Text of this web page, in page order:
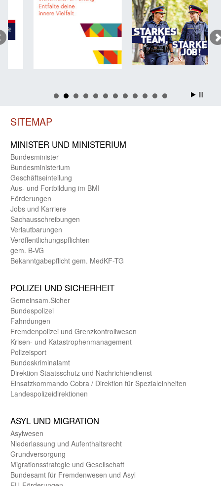
SITEMAP
MINISTER UND MINIST­ERIUM
Bundes­minister
Bundes­ministerium
Geschäfts­einteilung
Aus- und Fortbildung im BMI
Förderungen
Jobs und Karriere
Sachaus­schreibungen
Verlautbarungen
Veröffentlichungspflichten
gem. B-VG
Bekanntgabepflicht gem. MedKF-TG
POLIZEI UND SICHER­HEIT
Gemein­sam.Sicher
Bundes­polizei
Fahndungen
Fremdenpolizei und Grenzkontrollwesen
Krisen- und Katastrophen­management
Polizeisport
Bundes­kriminal­amt
Direktion Staats­schutz und Nach­richten­dienst
Einsatz­kommando Cobra / Direktion für Spezialeinheiten
Landes­polizei­direk­tionen
ASYL UND MIGRA­TION
Asyl­wesen
Nieder­lassung und Aufent­halts­recht
Grund­versorgung
Migrations­strategie und Gesell­schaft
Bundes­amt für Fremden­wesen und Asyl